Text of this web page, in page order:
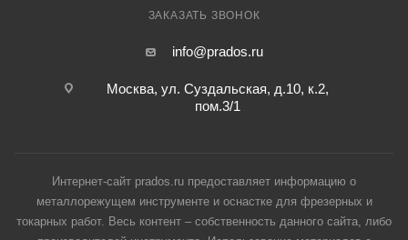
ЗАКАЗАТЬ ЗВОНОК
info@prados.ru
Москва, ул. Суздальская, д.10, к.2,
пом.3/1
Интернет-сайт prados.ru предоставляет информацию о
металлорежущем инструменте и оснастке для фрезерных и
токарных работ. Весь контент – собственность данного сайта, либо